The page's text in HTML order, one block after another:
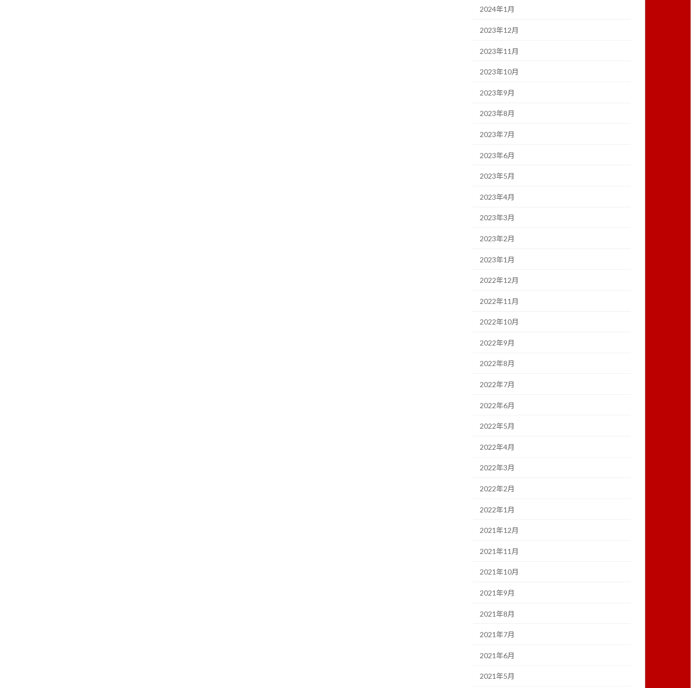
2024年1月
2023年12月
2023年11月
2023年10月
2023年9月
2023年8月
2023年7月
2023年6月
2023年5月
2023年4月
2023年3月
2023年2月
2023年1月
2022年12月
2022年11月
2022年10月
2022年9月
2022年8月
2022年7月
2022年6月
2022年5月
2022年4月
2022年3月
2022年2月
2022年1月
2021年12月
2021年11月
2021年10月
2021年9月
2021年8月
2021年7月
2021年6月
2021年5月